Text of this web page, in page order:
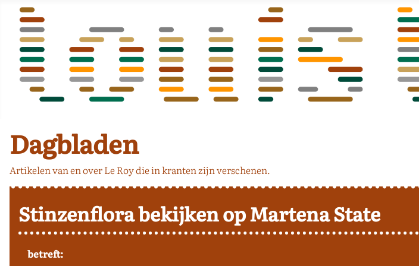
Dagbladen
Artikelen van en over Le Roy die in kranten zijn verschenen.
Stinzenflora bekijken op Martena State
betreft: